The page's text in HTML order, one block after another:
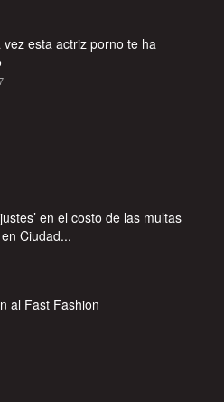
vez esta actriz porno te ha
en el costo de las multas
Ciudad...
al Fast Fashion